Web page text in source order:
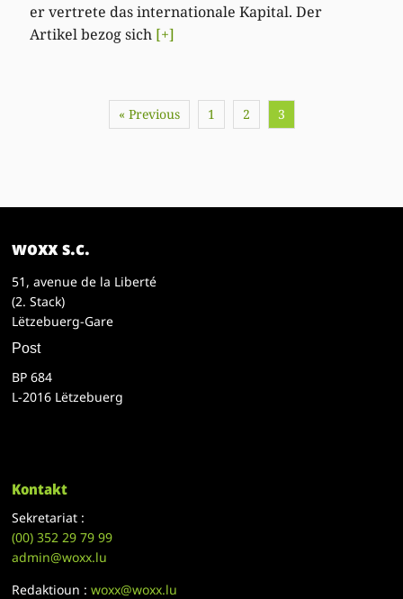
er vertrete das internationale Kapital. Der
Artikel bezog sich [+]
« Previous 1 2 3
woxx s.c.
51, avenue de la Liberté
(2. Stack)
Lëtzebuerg-Gare
Post
BP 684
L-2016 Lëtzebuerg
Kontakt
Sekretariat :
(00)352 29 79 99
admin@woxx.lu
Redaktioun :woxx@woxx.lu